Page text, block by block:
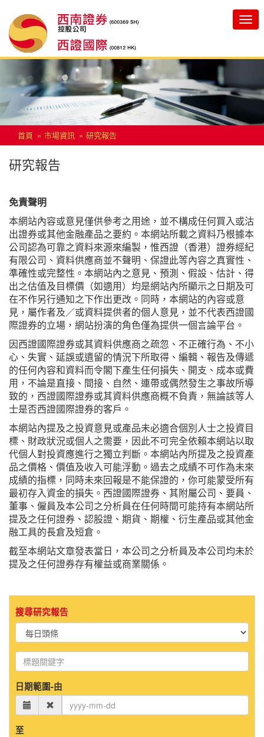
Toggle
首頁 市場資訊 研究報告
研究報告
免責聲明
本網站內容或意見僅供參考之用途，並不構成任何買入或沽
出證券或其他金融產品之要約。本網站所載之資料乃根據本
公司認為可靠之資料來源來編製，惟西證（香港）證券經紀
有限公司、資料供應商並不聲明、保證此等內容之真實性、
準確性或完整性。本網站內之意見、預測、假設、估計、得
出之估值及目標價（如適用）均是網站內所顯示之日期及可
在不作另行通知之下作出更改。同時，本網站的內容或意
見，屬作者及／或資料提供者的個人意見，並不代表西證國
際證券的立場，網站扮演的角色僅為提供一個言論平台。
因西證國際證券或其資料供應商之疏忽、不正確行為、不小
心、失實、延誤或遺留的情況下所取得、編輯、報告及傳遞
的任何內容和資料而令閣下產生任何損失、開支、成本或費
用，不論是直接、間接、自然、連帶或偶然發生之事故所導
致的，西證國際證券或其資料供應商概不負責，無論該等人
士是否西證國際證券的客戶。
本網站內提及之投資意見或產品未必適合個別人士之投資目
標、財政狀況或個人之需要，因此不可完全依賴本網站以取
代個人對投資應進行之獨立判斷。本網站內所提及之投資產
品之價格、價值及收入可能浮動。過去之成績不可作為未來
成績的指標，同時未來回報是不能保證的，你可能蒙受所有
最初存入資金的損失。西證國際證券、其附屬公司、要員、
董事、僱員及本公司之分析員在任何時間可能持有本網站所
提及之任何證券、認股證、期貨、期權、衍生產品或其他金
融工具的長倉及短倉。
截至本網站文章發表當日，本公司之分析員及本公司均未於
提及之任何證券存有權益或商業關係。
搜尋研究報告
日期範圍-由
至